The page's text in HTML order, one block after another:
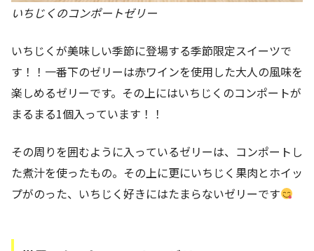
いちじくのコンポートゼリー
いちじくが美味しい季節に登場する季節限定スイーツで
す！！一番下のゼリーは赤ワインを使用した大人の風味を
楽しめるゼリーです。その上にはいちじくのコンポートが
まるまる1個入っています！！
その周りを囲むように入っているゼリーは、コンポートし
た煮汁を使ったもの。その上に更にいちじく果肉とホイッ
プがのった、いちじく好きにはたまらないゼリーです